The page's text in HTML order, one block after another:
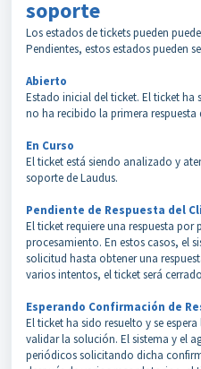
soporte
Los estados de tickets pueden
Pendientes, estos estados pueden
Abierto
Estado inicial del ticket. El ticket ha
no ha recibido la primera respuesta
En Curso
El ticket está siendo analizado y
soporte de Laudus.
Pendiente de Respuesta del
El ticket requiere una respuesta
procesamiento. En estos casos, el
solicitud hasta obtener una
varios intentos, el ticket será
Esperando Confirmación de
El ticket ha sido resuelto y se
validar la solución. El sistema y el
periódicos solicitando dicha